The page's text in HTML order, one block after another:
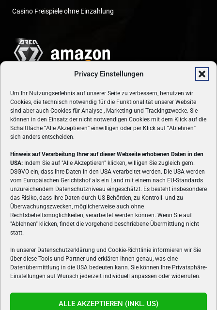
Privacy Einstellungen
Um Ihr Nutzungserlebnis auf unserer Seite zu verbessern, benutzen wir
Cookies, die technisch notwendig für die Funktionalität unserer Website
sind aber auch Cookies für Analyse-, Marketing und Trackingzwecke. Sie
können in den Einsatz der nicht notwendigen Cookies mit dem Klick auf die
Schaltfläche "Alle Akzeptieren" einwilligen oder per Klick auf"Ablehnen"
sich anders entscheiden.
Hinweis auf Verarbeitung Ihrer auf dieser Webseite erhobenen Daten in den
USA: Indem Sie auf "Alle Akzeptieren" klicken, willigen Sie zugleich gem.
DSGVO ein, dass Ihre Daten in den USA verarbeitet werden. Die USA werden
vom Europäischen Gerichtshof als ein Land mit einem nach EU-Standards
unzureichendem Datenschutzniveau eingeschätzt. Es besteht insbesondere
das Risiko, dass Ihre Daten durch US-Behörden, zu Kontroll- und zu
Überwachungszwecken, möglicherweise auch ohne
Rechtsbehelfsmöglichkeiten, verarbeitet werden können. Wenn Sie auf
"Ablehnen" klicken, findet die vorgehend beschriebene Übermittlung nicht
statt.
In unserer Datenschutzerklärung und Cookie-Richtlinie informieren wir Sie
über diese Tools und Partner und erklären Ihnen genau, was eine
Datenübermittlung in die USA bedeuten kann. Sie können Ihre Privatsphäre-
Einstellungen auf Wunsch jederzeit individuell anpassen oder widerrufen.
ALLE AKZEPTIEREN (INKL. US)
Casino Freispiele ohne Einzahlung
ÜBER UNS
VON GAMERN, FÜR GAMER! Gamers.at ist das älteste Online-
Spielemagazin Österreichs und bringt täglich aktuelle News,
Reviews und Videos zu PC- und Konsolenspielen, Gaming-
Hardware und aus der Welt des e-Sport's.
FOLGE UNS